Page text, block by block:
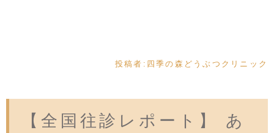
投稿者: 四季の森どうぶつクリニック
【全国往診レポート】 あ